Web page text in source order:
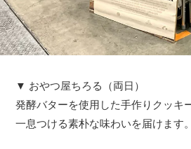
▼ おやつ屋ちろる（両日）
発酵バターを使用した手作りクッキ
一息つける素朴な味わいを届けます。